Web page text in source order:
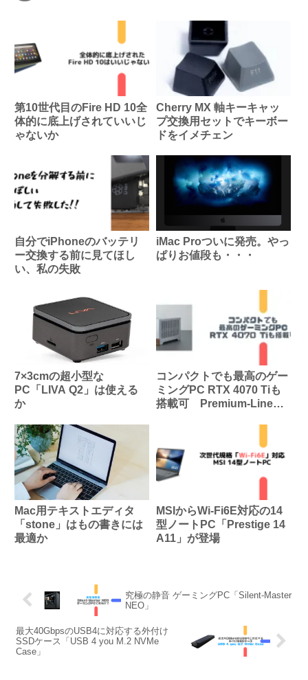
第10世代目のFire HD 10全
体的に底上げされていいじ
ゃないか
Cherry MX 軸キーキャッ
プ交換用セットでキーボー
ドをイメチェン
自分でiPhoneのバッテリ
ー交換する前に見てほし
い、私の失敗
iMac Proついに発売。やっ
ぱりお値段も・・・
7×3cmの超小型な
PC「LIVA Q2」は使える
か
コンパクトでも最高のゲー
ミングPC RTX 4070 Tiも
搭載可 Premium-Line
Mac用テキストエディタ
「stone」はもの書きには
最適か
MSIからWi-Fi6E対応の14
型ノートPC「Prestige 14
A11」が登場
究極の静音 ゲーミングPC「Silent-Master
NEO」
最大40GbpsのUSB4に対応する外付け
SSDケース「USB 4 you M.2 NVMe
Case」